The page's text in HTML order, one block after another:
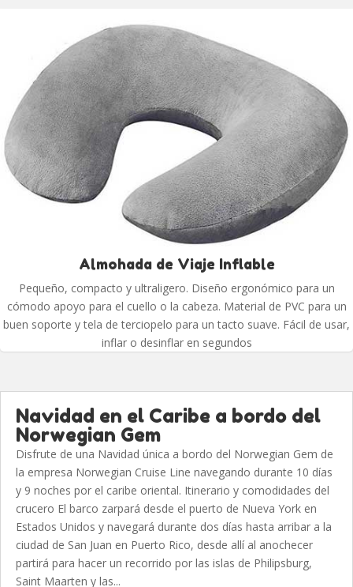
Almohada de Viaje Inflable
Pequeño, compacto y ultraligero. Diseño ergonómico para un
cómodo apoyo para el cuello o la cabeza. Material de PVC para un
buen soporte y tela de terciopelo para un tacto suave. Fácil de usar,
inflar o desinflar en segundos
Navidad en el Caribe a bordo del
Norwegian Gem
Disfrute de una Navidad única a bordo del Norwegian Gem de
la empresa Norwegian Cruise Line navegando durante 10 días
y 9 noches por el caribe oriental. Itinerario y comodidades del
crucero El barco zarpará desde el puerto de Nueva York en
Estados Unidos y navegará durante dos días hasta arribar a la
ciudad de San Juan en Puerto Rico, desde allí al anochecer
partirá para hacer un recorrido por las islas de Philipsburg,
Saint Maarten y las...